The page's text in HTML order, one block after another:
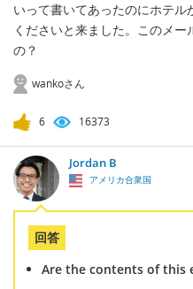
いって書いてあったのにホテ
くださいと来ました。このメ
の？
wankoさん
6 16373
Jordan B
アメリカ合衆国
回答
Are the contents of this